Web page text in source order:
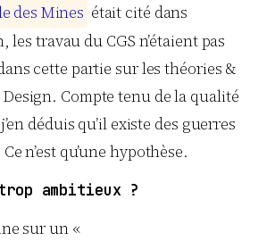
e des Mines était cité dans
les travau du CGS n’étaient pas
cette partie sur les théories &
Compte tenu de la qualité
déduis qu’il existe des guerres
n’est qu’une hypothèse.
ambitieux ?
sur un «